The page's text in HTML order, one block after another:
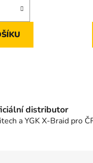
distributor
a YGK X-Braid pro